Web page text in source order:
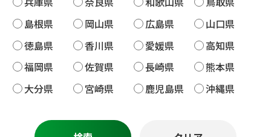
島根県
岡山県 広島県
山口県
徳島県
香川県 愛媛県
高知県
福岡県
佐賀県 長崎県
熊本県
大分県
宮崎県 鹿児島県 沖縄県